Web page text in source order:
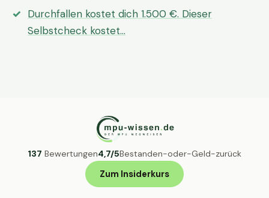
Durchfallen kostet dich 1.500 €. Dieser
Selbstcheck kostet…
137 Bewertungen4,7/5Bestanden-oder-Geld-zurück
Zum Insiderkurs